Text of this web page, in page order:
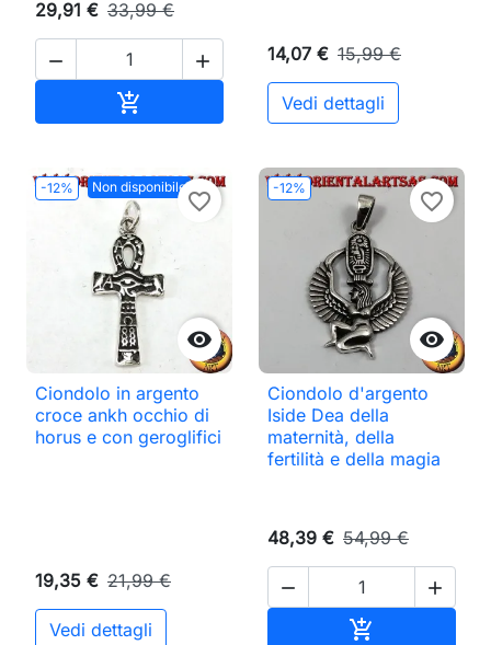
29,91 € 33,99 €
 
 Aggiungi al carrello
14,07 € 15,99 €
Vedi dettagli
-12% Non disponibile

favorite_border
Ciondolo in argento
croce ankh occhio di
horus e con geroglifici
19,35 € 21,99 €
Vedi dettagli
-12%

favorite_border
Ciondolo d'argento
Iside Dea della
maternità, della
fertilità e della magia
48,39 € 54,99 €
 
